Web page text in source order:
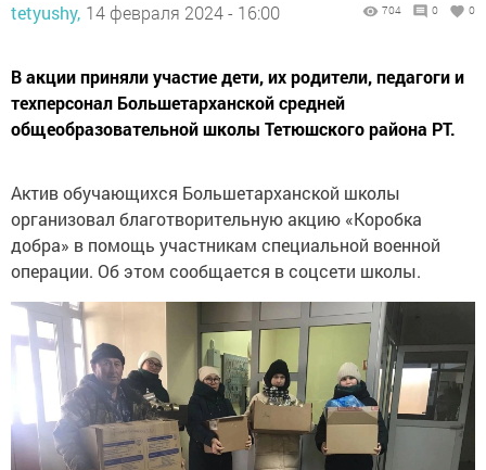
tetyushy, 14 февраля 2024 - 16:00 704 0 0
В акции приняли участие дети, их родители, педагоги и
техперсонал Большетарханской средней
общеобразовательной школы Тетюшского района РТ.
Актив обучающихся Большетарханской школы
организовал благотворительную акцию «Коробка
добра» в помощь участникам специальной военной
операции. Об этом сообщается в соцсети школы.